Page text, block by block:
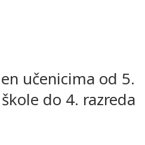
učenicima od 5.
do 4. razreda